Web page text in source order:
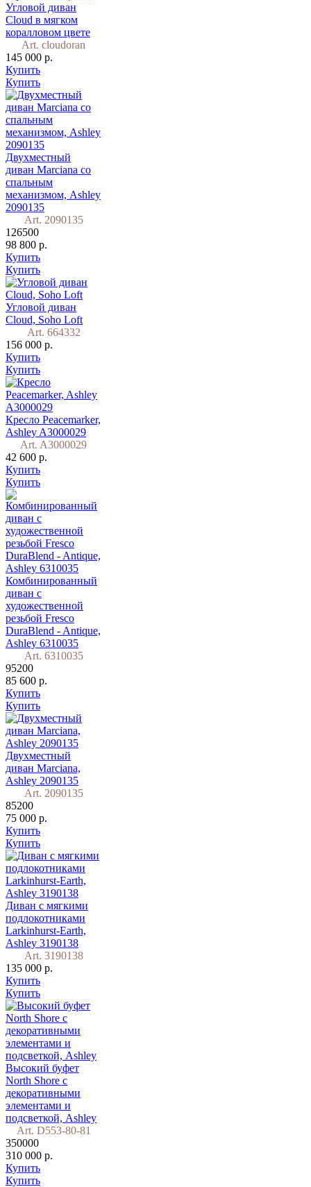
Угловой диван
Cloud в мягком
коралловом цвете
Art. cloudoran
145 000 р.
Купить
Купить
Двухместный
диван Marciana со
спальным
механизмом, Ashley
2090135
Art. 2090135
126500
98 800 р.
Купить
Купить
Угловой диван
Cloud, Soho Loft
Art. 664332
156 000 р.
Купить
Купить
Кресло Peacemarker,
Ashley A3000029
Art. A3000029
42 600 р.
Купить
Купить
Комбинированный
диван с
художественной
резьбой Fresco
DuraBlend - Antique,
Ashley 6310035
Art. 6310035
95200
85 600 р.
Купить
Купить
Двухместный
диван Marciana,
Ashley 2090135
Art. 2090135
85200
75 000 р.
Купить
Купить
Диван с мягкими
подлокотниками
Larkinhurst-Earth,
Ashley 3190138
Art. 3190138
135 000 р.
Купить
Купить
Высокий буфет
North Shore с
декоративными
элементами и
подсветкой, Ashley
Art. D553-80-81
350000
310 000 р.
Купить
Купить